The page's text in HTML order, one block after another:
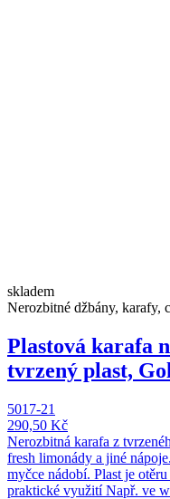
skladem
Nerozbitné džbány, karafy,
Plastová karafa
tvrzený plast,
5017-21
290,50 Kč
Nerozbitná karafa z
fresh limonády a jiné
myčce nádobí. Plast je
praktické využití Např. ve